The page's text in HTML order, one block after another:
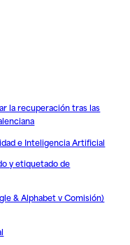
la recuperación tras las
e Inteligencia Artificial
y etiquetado de
& Alphabet v Comisión)